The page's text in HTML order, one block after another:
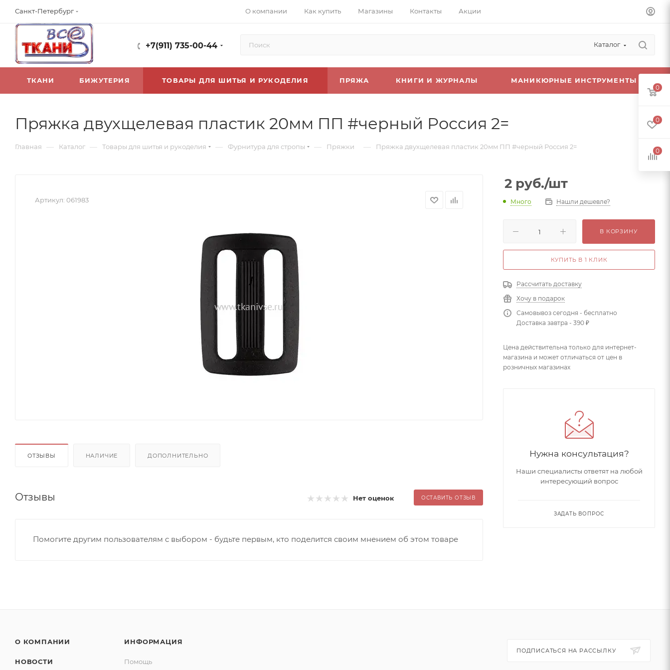
Санкт-Петербург О компании Как купить Магазины Контакты Акции
+7(911) 735-00-44 Каталог
ТКАНИ БИЖУТЕРИЯ ТОВАРЫ ДЛЯ ШИТЬЯ И РУКОДЕЛИЯ ПРЯЖА КНИГИ И ЖУРНАЛЫ МАНИКЮРНЫЕ ИНСТРУМЕНТЫ
Пряжка двухщелевая пластик 20мм ПП #черный Россия 2=
Главная — Каталог — Товары для шитья и рукоделия — Фурнитура для стропы — Пряжки — Пряжка двухщелевая пластик 20мм ПП #черный Россия 2=
Артикул: 061983
ОТЗЫВЫ НАЛИЧИЕ ДОПОЛНИТЕЛЬНО
Отзывы Нет оценок ОСТАВИТЬ ОТЗЫВ
Помогите другим пользователям с выбором - будьте первым, кто поделится своим мнением об этом товаре
2 руб./шт
Много Нашли дешевле?
В КОРЗИНУ
КУПИТЬ В 1 КЛИК
Рассчитать доставку
Хочу в подарок
Самовывоз сегодня - бесплатно
Доставка завтра - 390 ₽
Цена действительна только для интернет-
магазина и может отличаться от цен в
розничных магазинах
Нужна консультация?
Наши специалисты ответят на любой
интересующий вопрос
ЗАДАТЬ ВОПРОС
О КОМПАНИИ
НОВОСТИ
ИНФОРМАЦИЯ
Помощь
ПОДПИСАТЬСЯ НА РАССЫЛКУ
0
0
0